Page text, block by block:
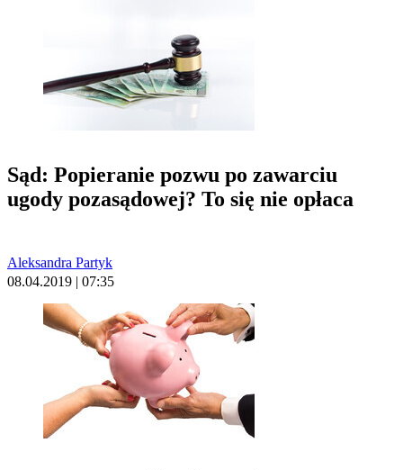
Sąd: Popieranie pozwu po zawarciu
ugody pozasądowej? To się nie opłaca
Aleksandra Partyk
08.04.2019 | 07:35